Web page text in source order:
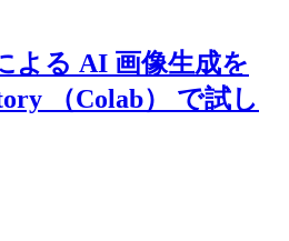
よる AI 画像生成を
（Colab） で試し